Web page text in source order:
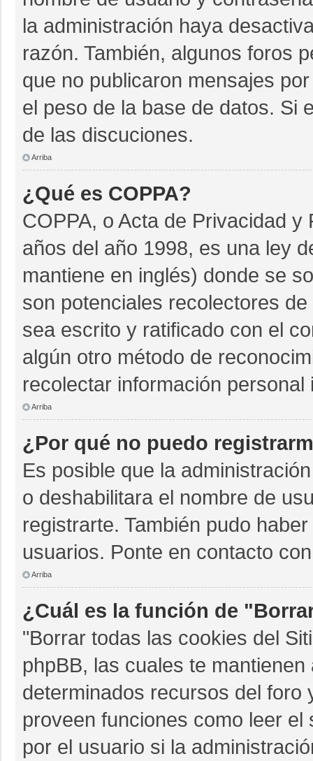
la administración haya
razón. También, algunos foros
que no publicaron mensajes
el peso de la base de datos. Si
de las discuciones.
Arriba
¿Qué es COPPA?
COPPA, o Acta de Privacidad
años del año 1998, es una ley
mantiene en inglés) donde se
son potenciales recolectores
sea escrito y ratificado con el
algún otro método de
recolectar información
Arriba
¿Por qué no puedo
Es posible que la
o deshabilitara el nombre de
registrarte. También pudo
usuarios. Ponte en contacto
Arriba
¿Cuál es la función de
"Borrar todas las cookies del
phpBB, las cuales te
determinados recursos del foro
proveen funciones como leer
por el usuario si la